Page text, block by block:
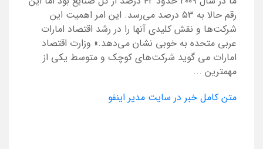
رقم حالا به ۵۳ درصد می‌رسد. این امر اهمیت این
شرکت‌ها و نقش کلیدی‌ آنها را در رشد اقتصاد امارات
عربی متحده به خوبی نشان می‌دهد.» وزارت اقتصاد
امارات می گوید شرکت‌های کوچک و متوسط یکی از
مهمترین ...
متن کامل خبر در سایت مدیر اینفو